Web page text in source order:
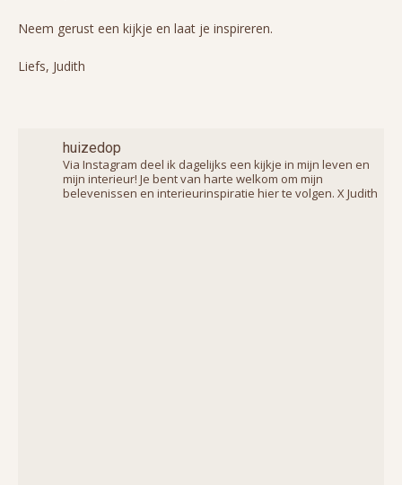
Neem gerust een kijkje en laat je inspireren.
Liefs, Judith
huizedop
Via Instagram deel ik dagelijks een kijkje in mijn leven en
mijn interieur! Je bent van harte welkom om mijn
belevenissen en interieurinspiratie hier te volgen. X Judith